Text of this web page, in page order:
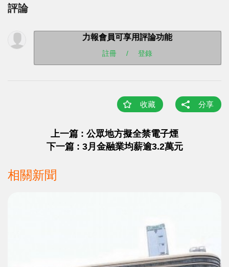
評論
力報會員可享用評論功能
註冊 / 登錄
收藏 分享
上一篇 : 公眾地方擬全禁電子煙
下一篇 : 3月金融業均薪逾3.2萬元
相關新聞